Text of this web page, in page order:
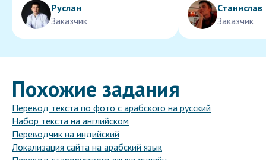
Руслан
Заказчик
Станислав
Заказчик
Похожие задания
Перевод текста по фото с арабского на русский
Набор текста на английском
Переводчик на индийский
Локализация сайта на арабский язык